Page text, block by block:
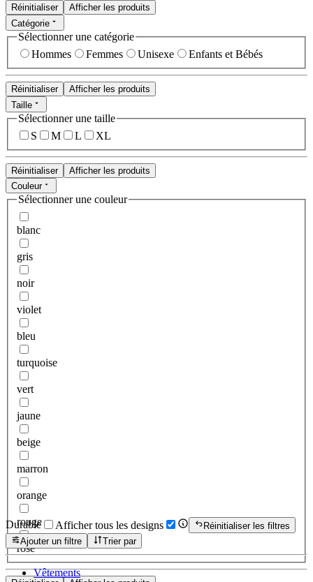
Réinitialiser
Afficher les produits
Catégorie
Sélectionner une catégorie
Hommes
Femmes Unisexe Enfants et Bébés
Réinitialiser
Afficher les produits
Taille
Sélectionner une taille
S
M L XL
Réinitialiser
Afficher les produits
Couleur
Sélectionner une couleur
blanc
gris
noir
violet
bleu
turquoise
vert
jaune
beige
marron
orange
rouge
rose
Durable Afficher tous les designs
Réinitialiser les filtres
Ajouter un filtre
Trier par
Vêtements